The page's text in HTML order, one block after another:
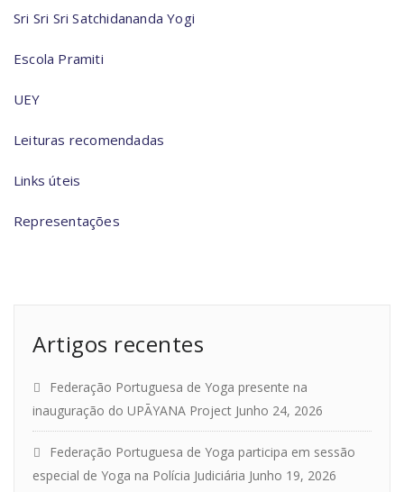
Sri Sri Sri Satchidananda Yogi
Escola Pramiti
UEY
Leituras recomendadas
Links úteis
Representações
Artigos recentes
Federação Portuguesa de Yoga presente na
inauguração do UPĀYANA Project Junho 24, 2026
Federação Portuguesa de Yoga participa em sessão
especial de Yoga na Polícia Judiciária Junho 19, 2026